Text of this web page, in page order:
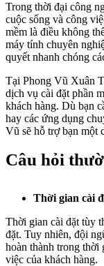
Trong thời đại công
cuộc sống và công
mềm là điều không
máy tính chuyên
quyết nhanh chóng
Tại Phong Vũ Xuân
dịch vụ cài đặt phần
khách hàng. Dù bạn
hay các ứng dụng
Vũ sẽ hỗ trợ bạn một
Câu hỏi
Thời gian cài
Thời gian cài đặt tùy
đặt. Tuy nhiên, đội
hoàn thành trong thời
việc của khách hàng.